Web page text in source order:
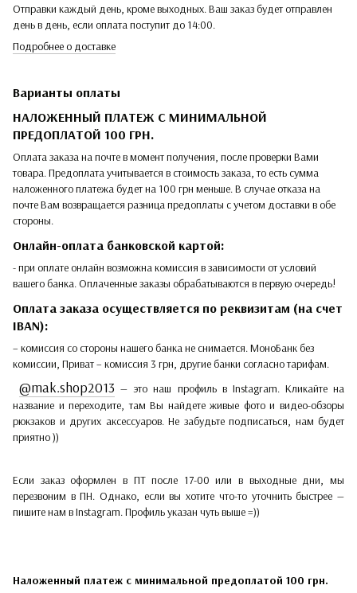
Отправки каждый день, кроме выходных. Ваш заказ будет отправлен
день в день, если оплата поступит до 14:00.
Подробнее о доставке
Варианты оплаты
НАЛОЖЕННЫЙ ПЛАТЕЖ С МИНИМАЛЬНОЙ
ПРЕДОПЛАТОЙ 100 ГРН.
Оплата заказа на почте в момент получения, после проверки Вами
товара. Предоплата учитывается в стоимость заказа, то есть сумма
наложенного платежа будет на 100 грн меньше. В случае отказа на
почте Вам возвращается разница предоплаты с учетом доставки в обе
стороны.
Онлайн-оплата банковской картой:
- при оплате онлайн возможна комиссия в зависимости от условий
вашего банка. Оплаченные заказы обрабатываются в первую очередь!
Оплата заказа осуществляется по реквизитам (на счет
IBAN):
– комиссия со стороны нашего банка не снимается. МоноБанк без
комиссии, Приват – комиссия 3 грн, другие банки согласно тарифам.
@mak.shop2013 — это наш профиль в Instagram. Кликайте на
название и переходите, там Вы найдете живые фото и видео-обзоры
рюкзаков и других аксессуаров. Не забудьте подписаться, нам будет
приятно ))
Если заказ оформлен в ПТ после 17-00 или в выходные дни, мы
перезвоним в ПН. Однако, если вы хотите что-то уточнить быстрее —
пишите нам в Instagram. Профиль указан чуть выше =))
Наложенный платеж с минимальной предоплатой 100 грн.